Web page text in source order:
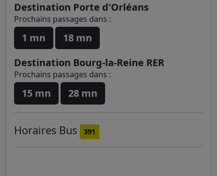
Destination Porte d'Orléans
Prochains passages dans :
1 mn
18 mn
Destination Bourg-la-Reine RER
Prochains passages dans :
15 mn 28 mn
Horaires Bus 391